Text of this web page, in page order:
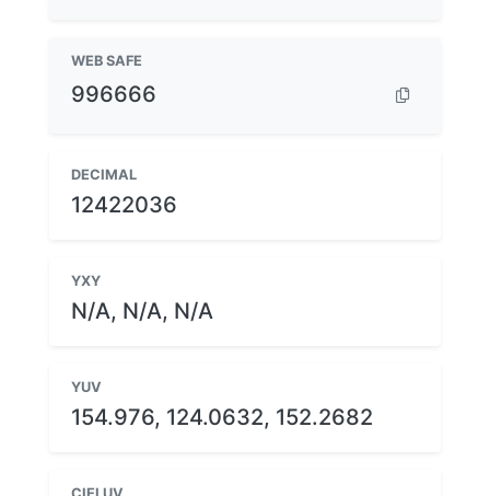
WEB SAFE
996666
DECIMAL
12422036
YXY
N/A, N/A, N/A
YUV
154.976, 124.0632, 152.2682
CIELUV